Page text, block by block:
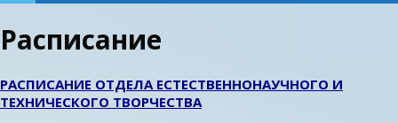
Расписание
РАСПИСАНИЕ ОТДЕЛА ЕСТЕСТВЕННОНАУЧНОГО И
ТЕХНИЧЕСКОГО ТВОРЧЕСТВА